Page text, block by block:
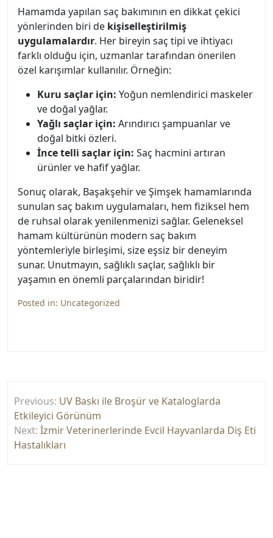
Hamamda yapılan saç bakımının en dikkat çekici
yönlerinden biri de kişiselleştirilmiş
uygulamalardır. Her bireyin saç tipi ve ihtiyacı
farklı olduğu için, uzmanlar tarafından önerilen
özel karışımlar kullanılır. Örneğin:
Kuru saçlar için: Yoğun nemlendirici maskeler
ve doğal yağlar.
Yağlı saçlar için: Arındırıcı şampuanlar ve
doğal bitki özleri.
İnce telli saçlar için: Saç hacmini artıran
ürünler ve hafif yağlar.
Sonuç olarak, Başakşehir ve Şimşek hamamlarında
sunulan saç bakım uygulamaları, hem fiziksel hem
de ruhsal olarak yenilenmenizi sağlar. Geleneksel
hamam kültürünün modern saç bakım
yöntemleriyle birleşimi, size eşsiz bir deneyim
sunar. Unutmayın, sağlıklı saçlar, sağlıklı bir
yaşamın en önemli parçalarından biridir!
Posted in: Uncategorized
gezinmesi
Previous: UV Baskı ile Broşür ve Kataloglarda
Etkileyici Görünüm
Next: İzmir Veterinerlerinde Evcil Hayvanlarda Diş Eti
Hastalıkları